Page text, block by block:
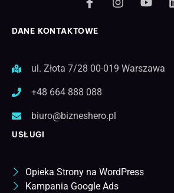
DANE KONTAKTOWE
ul. Złota 7/28 00-019 Warszawa
+48 664 888 088
biuro@bizneshero.pl
USŁUGI
Opieka Strony na WordPress
Kampania Google Ads